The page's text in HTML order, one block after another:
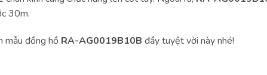
30m.
mẫu đồng hồ RA-AG0019B10B đầy tuyệt vời này nhé!